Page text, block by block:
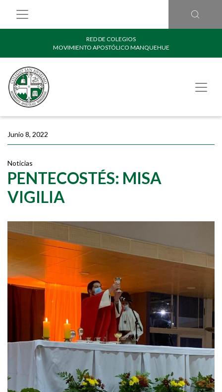
RED DE COLEGIOS
MOVIMIENTO APOSTÓLICO MANQUEHUE
Junio 8, 2022
Noticias
PENTECOSTÉS: MISA
VIGILIA